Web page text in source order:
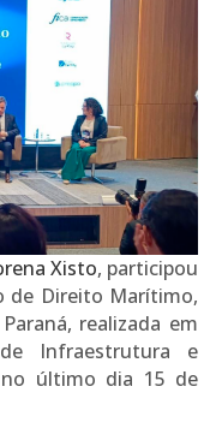
Xisto, participou
de Direito Marítimo,
realizada em
Infraestrutura e
no último dia 15 de